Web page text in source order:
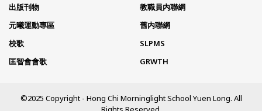
出版刊物
元曦運動專區
校歌
匡智會會歌
教職員内聯網
舊内聯網
SLPMS
GRWTH
©2025 Copyright - Hong Chi Morninglight School Yuen Long. All